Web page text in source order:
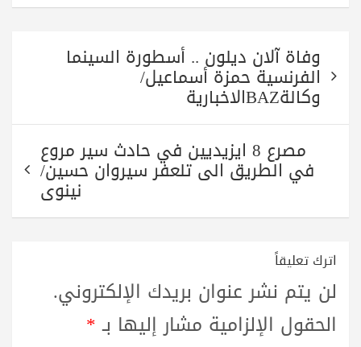
المقالات
وفاة آلان ديلون .. أسطورة السينما
الفرنسية حمزة أسماعيل/
وكالةBAZالاخبارية
مصرع 8 ايزيديين في حادث سير مروع
في الطريق الى تلعفر سيروان حسين/
نينوى
اترك تعليقاً
لن يتم نشر عنوان بريدك الإلكتروني.
الحقول الإلزامية مشار إليها بـ*